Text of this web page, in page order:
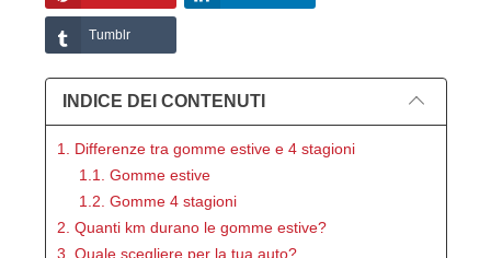
Tumblr
INDICE DEI CONTENUTI
1. Differenze tra gomme estive e 4 stagioni
1.1. Gomme estive
1.2. Gomme 4 stagioni
2. Quanti km durano le gomme estive?
3. Quale scegliere per la tua auto?